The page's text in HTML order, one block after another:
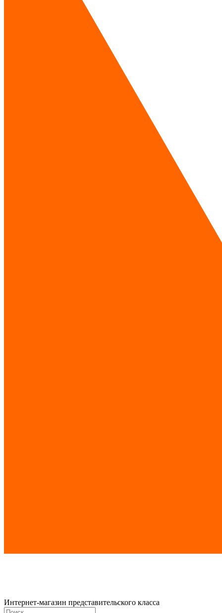
Интернет-магазин представительского класса